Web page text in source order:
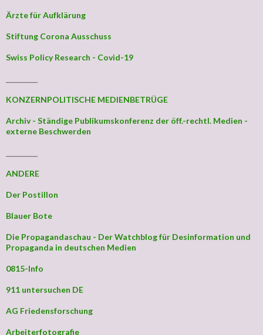
Ärzte für Aufklärung
Stiftung Corona Ausschuss
Swiss Policy Research - Covid-19
KONZERNPOLITISCHE MEDIENBETRÜGE
Archiv - Ständige Publikumskonferenz der öff.-rechtl. Medien -
externe Beschwerden
ANDERE
Der Postillon
Blauer Bote
Die Propagandaschau - Der Watchblog für Desinformation und
Propaganda in deutschen Medien
0815-Info
911 untersuchen DE
AG Friedensforschung
Arbeiterfotografie